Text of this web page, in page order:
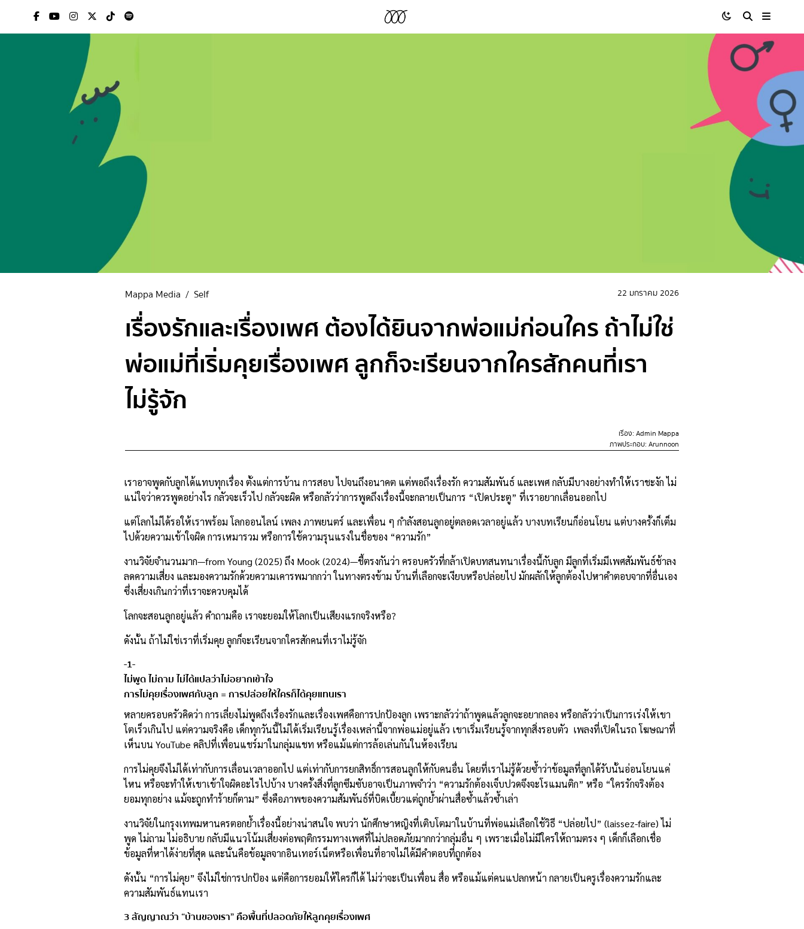
Mappa Media / Self 22 มกราคม 2026
เรื่องรักและเรื่องเพศ ต้องได้ยินจากพ่อแม่ก่อนใคร ถ้าไม่ใช่
พ่อแม่ที่เริ่มคุยเรื่องเพศ ลูกก็จะเรียนจากใครสักคนที่เรา
ไม่รู้จัก
เรื่อง: Admin Mappa
ภาพประกอบ: Arunnoon
เราอาจพูดกับลูกได้แทบทุกเรื่อง ตั้งแต่การบ้าน การสอบ ไปจนถึงอนาคต แต่พอถึงเรื่องรัก ความสัมพันธ์ และเพศ กลับมีบางอย่างทำให้เราชะงัก ไม่
แน่ใจว่าควรพูดอย่างไร กลัวจะเร็วไป กลัวจะผิด หรือกลัวว่าการพูดถึงเรื่องนี้จะกลายเป็นการ “เปิดประตู” ที่เราอยากเลื่อนออกไป
แต่โลกไม่ได้รอให้เราพร้อม โลกออนไลน์ เพลง ภาพยนตร์ และเพื่อน ๆ กำลังสอนลูกอยู่ตลอดเวลาอยู่แล้ว บางบทเรียนก็อ่อนโยน แต่บางครั้งก็เต็ม
ไปด้วยความเข้าใจผิด การเหมารวม หรือการใช้ความรุนแรงในชื่อของ “ความรัก”
งานวิจัยจำนวนมาก—from Young (2025) ถึง Mook (2024)—ชี้ตรงกันว่า ครอบครัวที่กล้าเปิดบทสนทนาเรื่องนี้กับลูก มีลูกที่เริ่มมีเพศสัมพันธ์ช้าลง
ลดความเสี่ยง และมองความรักด้วยความเคารพมากกว่า ในทางตรงข้าม บ้านที่เลือกจะเงียบหรือปล่อยไป มักผลักให้ลูกต้องไปหาคำตอบจากที่อื่นเอง
ซึ่งเสี่ยงเกินกว่าที่เราจะควบคุมได้
โลกจะสอนลูกอยู่แล้ว คำถามคือ เราจะยอมให้โลกเป็นเสียงแรกจริงหรือ?
ดังนั้น ถ้าไม่ใช่เราที่เริ่มคุย ลูกก็จะเรียนจากใครสักคนที่เราไม่รู้จัก
-1-
ไม่พูด ไม่ถาม ไม่ได้แปลว่าไม่อยากเข้าใจ
การไม่คุยเรื่องเพศกับลูก = การปล่อยให้ใครก็ได้คุยแทนเรา
หลายครอบครัวคิดว่า การเลี่ยงไม่พูดถึงเรื่องรักและเรื่องเพศคือการปกป้องลูก เพราะกลัวว่าถ้าพูดแล้วลูกจะอยากลอง หรือกลัวว่าเป็นการเร่งให้เขา
โตเร็วเกินไป แต่ความจริงคือ เด็กทุกวันนี้ไม่ได้เริ่มเรียนรู้เรื่องเหล่านี้จากพ่อแม่อยู่แล้ว เขาเริ่มเรียนรู้จากทุกสิ่งรอบตัว เพลงที่เปิดในรถ โฆษณาที่
เห็นบน YouTube คลิปที่เพื่อนแชร์มาในกลุ่มแชท หรือแม้แต่การล้อเล่นกันในห้องเรียน
การไม่คุยจึงไม่ได้เท่ากับการเลื่อนเวลาออกไป แต่เท่ากับการยกสิทธิ์การสอนลูกให้กับคนอื่น โดยที่เราไม่รู้ด้วยซ้ำว่าข้อมูลที่ลูกได้รับนั้นอ่อนโยนแค่
ไหน หรือจะทำให้เขาเข้าใจผิดอะไรไปบ้าง บางครั้งสิ่งที่ลูกซึมซับอาจเป็นภาพจำว่า “ความรักต้องเจ็บปวดจึงจะโรแมนติก” หรือ “ใครรักจริงต้อง
ยอมทุกอย่าง แม้จะถูกทำร้ายก็ตาม” ซึ่งคือภาพของความสัมพันธ์ที่บิดเบี้ยวแต่ถูกย้ำผ่านสื่อซ้ำแล้วซ้ำเล่า
งานวิจัยในกรุงเทพมหานครตอกย้ำเรื่องนี้อย่างน่าสนใจ พบว่า นักศึกษาหญิงที่เติบโตมาในบ้านที่พ่อแม่เลือกใช้วิธี “ปล่อยไป” (laissez-faire) ไม่
พูด ไม่ถาม ไม่อธิบาย กลับมีแนวโน้มเสี่ยงต่อพฤติกรรมทางเพศที่ไม่ปลอดภัยมากกว่ากลุ่มอื่น ๆ เพราะเมื่อไม่มีใครให้ถามตรง ๆ เด็กก็เลือกเชื่อ
ข้อมูลที่หาได้ง่ายที่สุด และนั่นคือข้อมูลจากอินเทอร์เน็ตหรือเพื่อนที่อาจไม่ได้มีคำตอบที่ถูกต้อง
ดังนั้น “การไม่คุย” จึงไม่ใช่การปกป้อง แต่คือการยอมให้ใครก็ได้ ไม่ว่าจะเป็นเพื่อน สื่อ หรือแม้แต่คนแปลกหน้า กลายเป็นครูเรื่องความรักและ
ความสัมพันธ์แทนเรา
3 สัญญาณว่า “บ้านของเรา” คือพื้นที่ปลอดภัยให้ลูกคุยเรื่องเพศ